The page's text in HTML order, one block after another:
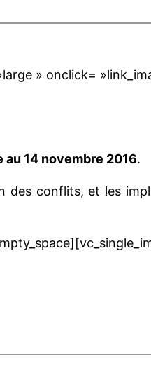
» onclick=
au 14 novembre 2016.
des conflits, et les